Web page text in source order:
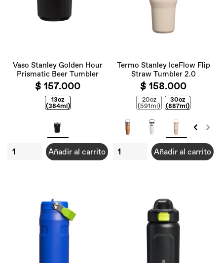
Vaso Stanley Golden Hour
Prismatic Beer Tumbler
$ 157.000
13oz
(384ml)
Añadir al carrito
Termo Stanley IceFlow Flip
Straw Tumbler 2.0
$ 158.000
20oz
(591ml)
30oz
(887ml)
Añadir al carrito